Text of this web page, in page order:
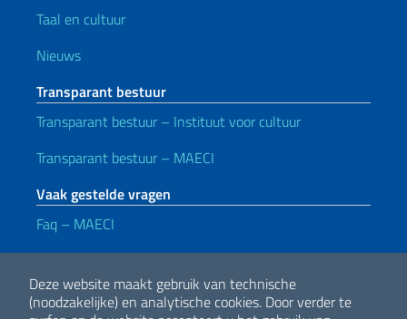
Deze website maakt gebruik van technische
(noodzakelijke) en analytische cookies. Door verder te
Taal en cultuur
Nieuws
Transparant bestuur
Transparant bestuur – Instituut voor cultuur
Transparant bestuur – MAECI
Vaak gestelde vragen
Faq – MAECI
Handige koppelingen
Note legaliPrivacy e cookie policyDichiarazione di accessibilità